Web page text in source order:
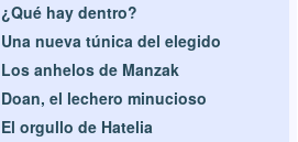
¿Qué hay dentro?
Una nueva túnica del elegido
Los anhelos de Manzak
Doan, el lechero minucioso
El orgullo de Hatelia